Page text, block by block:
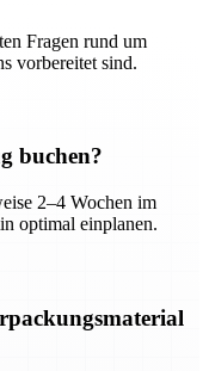
Fragen rund um
vorbereitet sind.
buchen?
2–4 Wochen im
optimal einplanen.